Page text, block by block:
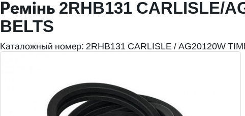
Ремінь 2RHB131 CARLISLE/
BELTS
Каталожный номер: 2RHB131 CARLISLE / AG20120W